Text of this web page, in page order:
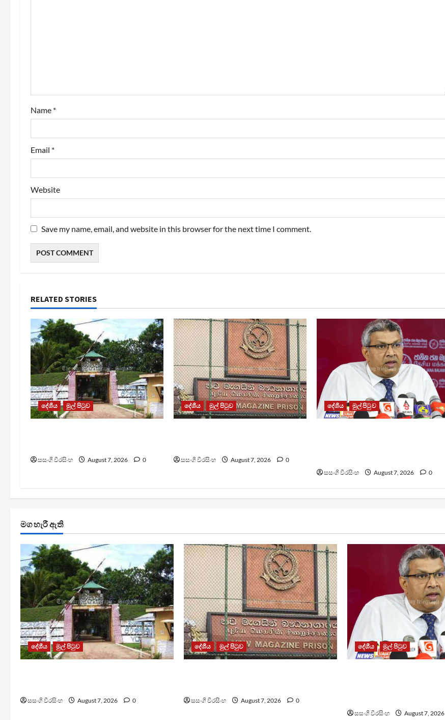
o
n
Name *
Email *
Website
Save my name, email, and website in this browser for the next time I comment.
RELATED STORIES
දේශීය මුල් පිටුව
සසංගි වීරසිංහ August 7, 2026 0
දේශීය මුල් පිටුව
සසංගි වීරසිංහ August 7, 2026 0
දේශීය මුල් පිටුව
සසංගි වීරසිංහ August 7, 2026 0
මග හැරී ඇති
දේශීය මුල් පිටුව
සසංගි වීරසිංහ August 7, 2026 0
දේශීය මුල් පිටුව
සසංගි වීරසිංහ August 7, 2026 0
දේශීය මුල් පිටුව
සසංගි වීරසිංහ August 7, 2026